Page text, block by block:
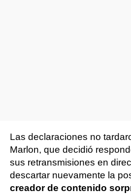
Las declaraciones no
Marlon, que decidió
sus retransmisiones en
descartar nuevamente la
creador de contenido